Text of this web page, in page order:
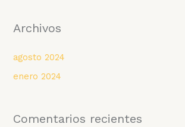
Archivos
agosto 2024
enero 2024
Comentarios recientes